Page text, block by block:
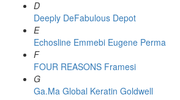
D
Deeply DeFabulous Depot
E
Echosline Emmebi Eugene Perma
F
FOUR REASONS Framesi
G
Ga.Ma Global Keratin Goldwell